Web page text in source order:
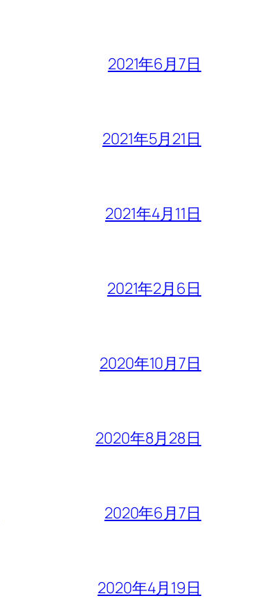
2021年6月7日
2021年5月21日
2021年4月11日
2021年2月6日
2020年10月7日
2020年8月28日
2020年6月7日
2020年4月19日